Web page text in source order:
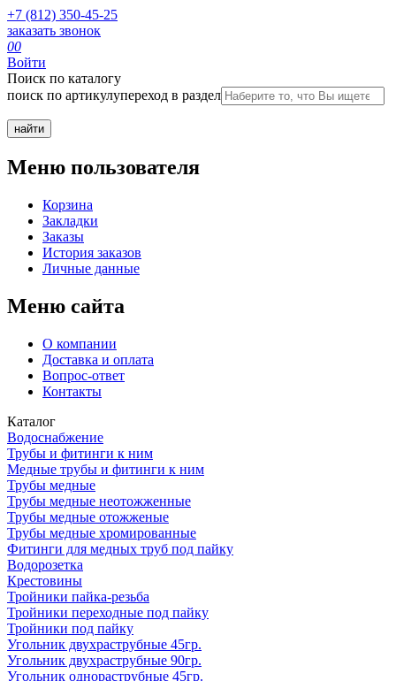
+7 (812) 350-45-25
заказать звонок
00
Войти
Поиск по каталогу
поиск по артикулупереход в раздел
Меню пользователя
Корзина
Закладки
Заказы
История заказов
Личные данные
Меню сайта
О компании
Доставка и оплата
Вопрос-ответ
Контакты
Каталог
Водоснабжение
Трубы и фитинги к ним
Медные трубы и фитинги к ним
Трубы медные
Трубы медные неотожженные
Трубы медные отожженые
Трубы медные хромированные
Фитинги для медных труб под пайку
Водорозетка
Крестовины
Тройники пайка-резьба
Тройники переходные под пайку
Тройники под пайку
Угольник двухраструбные 45гр.
Угольник двухраструбные 90гр.
Угольник однораструбные 45гр.